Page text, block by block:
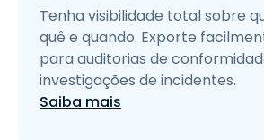
Tenha visibilidade total sobre
quê e quando. Exporte
para auditorias de
investigações de incidentes.
Saiba mais